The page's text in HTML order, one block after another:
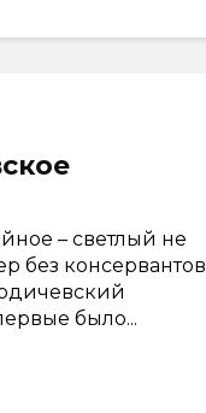
– светлый не
без консервантов
было...